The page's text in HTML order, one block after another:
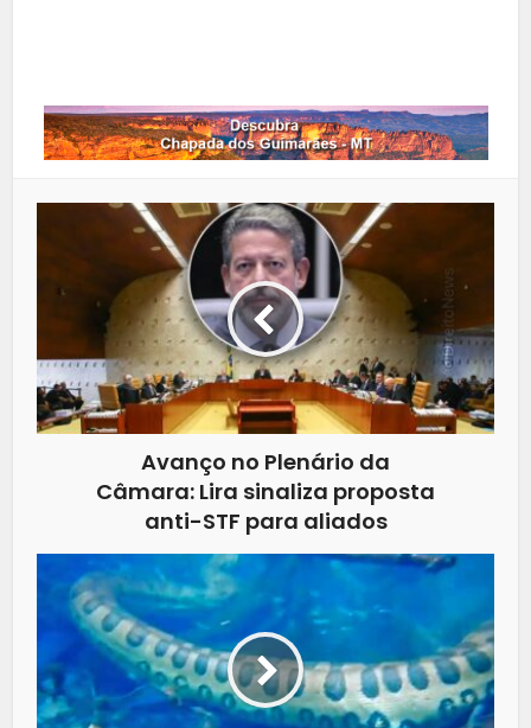
Avanço no Plenário da
Câmara: Lira sinaliza proposta
anti-STF para aliados